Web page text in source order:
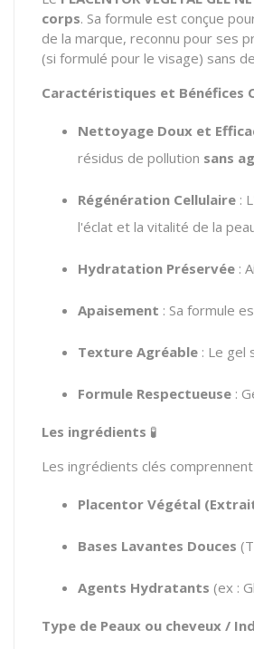
corps. Sa formule est conçue
de la marque, reconnu pour ses
(si formulé pour le visage) sans
Caractéristiques et Bénéfices
Nettoyage Doux et
résidus de pollution sans
Régénération Cellulaire :
l'éclat et la vitalité de la
Hydratation Préservée :
Apaisement : Sa formule
Texture Agréable : Le gel
Formule Respectueuse :
Les ingrédients 🧪
Les ingrédients clés comprennent
Placentor Végétal
Bases Lavantes Douces
Agents Hydratants (ex :
Type de Peaux ou cheveux /